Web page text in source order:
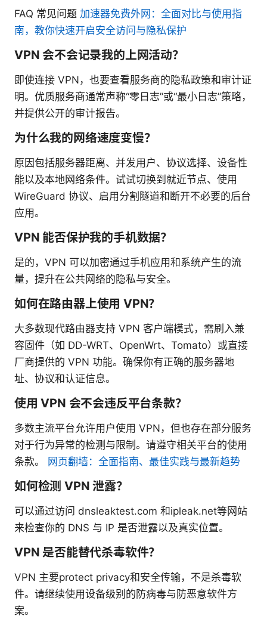
FAQ 常见问题 加速器免费外网：全面对比与使用指
南，教你快速开启安全访问与隐私保护
VPN 会不会记录我的上网活动？
即使连接 VPN，也要查看服务商的隐私政策和审计证
明。优质服务商通常声称“零日志”或“最小日志”策略，
并提供公开的审计报告。
为什么我的网络速度变慢？
原因包括服务器距离、并发用户、协议选择、设备性
能以及本地网络条件。试试切换到就近节点、使用
WireGuard 协议、启用分割隧道和断开不必要的后台
应用。
VPN 能否保护我的手机数据？
是的，VPN 可以加密通过手机应用和系统产生的流
量，提升在公共网络的隐私与安全。
如何在路由器上使用 VPN？
大多数现代路由器支持 VPN 客户端模式，需刷入兼
容固件（如 DD-WRT、OpenWrt、Tomato）或直接
厂商提供的 VPN 功能。确保你有正确的服务器地
址、协议和认证信息。
使用 VPN 会不会违反平台条款？
多数主流平台允许用户使用 VPN，但也存在部分服务
对于行为异常的检测与限制。请遵守相关平台的使用
条款。 网页翻墙：全面指南、最佳实践与最新趋势
如何检测 VPN 泄露？
可以通过访问 dnsleaktest.com 和ipleak.net等网站
来检查你的 DNS 与 IP 是否泄露以及真实位置。
VPN 是否能替代杀毒软件？
VPN 主要protect privacy和安全传输，不是杀毒软
件。请继续使用设备级别的防病毒与防恶意软件方
案。